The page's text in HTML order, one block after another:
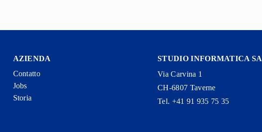
AZIENDA
Contatto
Jobs
Storia
STUDIO INFORMATICA SA
Via Carvina 1
CH-6807 Taverne
Tel. +41 91 935 75 35